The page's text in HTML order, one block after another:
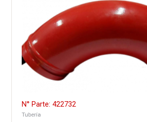
N° Parte: 422732
Tubería